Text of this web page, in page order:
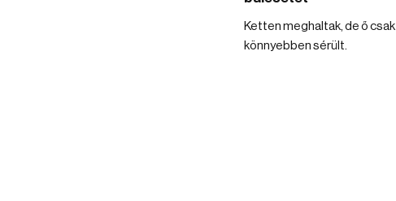
Ketten meghaltak, de ő csak
könnyebben sérült.